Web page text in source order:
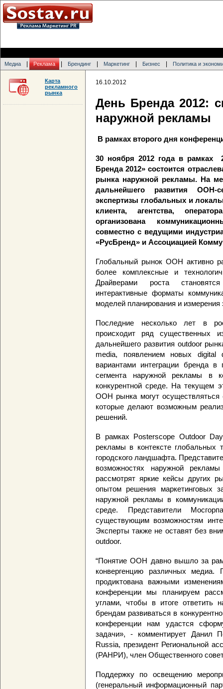
Медиа Реклама Брендинг Маркетинг Бизнес Политика и
16.10.2012
День Бренда 2012:
наружной рекламы
В рамках второго дня
30 ноября 2012 года в рамках
Бренда 2012» состоится
рынка наружной рекламы. На
дальнейшего развития OOH-
экспертизы глобальных и
клиента, агентства,
организована
совместно с ведущими
«РусБренд» и Ассоциацией
Глобальный рынок OOH активно
более комплексные и
Драйверами роста
интерактивные форматы
моделей планирования и
Последние несколько лет в
происходит ряд существенных
дальнейшего развития outdoor
media, появлением новых
вариантами интеграции бренда в
сегмента наружной рекламы в
конкурентной среде. На текущем
ООН рынка могут
которые делают возможным
решений.
В рамках Posterscope Outdoor
рекламы в контексте
городского ландшафта.
возможностях наружной
рассмотрят яркие кейсы других
опытом решения маркетинговых
наружной рекламы в
среде. Представители
существующим возможностям
Эксперты также не оставят без
outdoor.
“Понятие OOH давно вышло за
конвергенцию различных медиа.
продиктована важными
конференции мы планируем
углами, чтобы в итоге ответить
брендам развиваться в
конференции нам удастся
задачи», - комментирует Данил
Russia, президент Региональной
(РАНРИ), член Общественного
Поддержку по освещению
(генеральный информационный
Карта
рекламного
рынка